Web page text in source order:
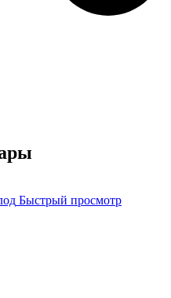
Быстрый просмотр